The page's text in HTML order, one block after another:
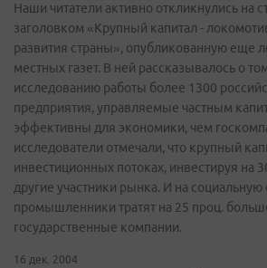
Наши читатели активно откликнулись на
заголовком «Крупный капитал -
развития страны», опубликованную еще
местных газет. В ней рассказывалось о
исследованию работы более 1300
предприятия, управляемые частным
эффективны для экономики, чем
исследователи отмечали, что крупный
инвестиционных потоках, инвестируя на
другие участники рынка. И на
промышленники тратят на 25 проц.
государственные компании.
16 дек. 2004